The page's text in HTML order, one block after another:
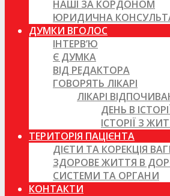
НАШІ ЗА КОРДОНОМ
ЮРИДИЧНА
ДУМКИ ВГОЛОС
ІНТЕРВ’Ю
Є ДУМКА
ВІД РЕДАКТОРА
ГОВОРЯТЬ ЛІКАРІ
ЛІКАРІ
ДЕНЬ В
ІСТОРІЇ З
ТЕРИТОРІЯ ПАЦІЄНТА
ДІЄТИ ТА КОРЕКЦІЯ
ЗДОРОВЕ ЖИТТЯ В
СИСТЕМИ ТА ОРГАНИ
КОНТАКТИ